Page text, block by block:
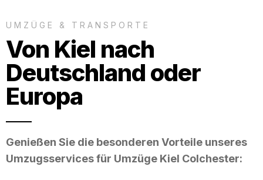
UMZÜGE & TRANSPORTE
Von Kiel nach
Deutschland oder
Europa
Genießen Sie die besonderen Vorteile unseres
Umzugsservices für Umzüge Kiel Colchester: